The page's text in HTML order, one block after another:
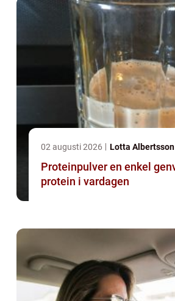
02 augusti 2026 Lotta Albertsson
Proteinpulver en enkel genväg till mer
protein i vardagen